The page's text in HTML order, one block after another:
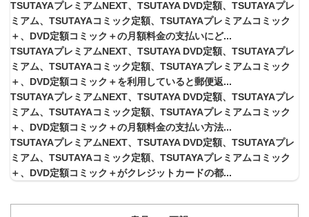
TSUTAYAプレミアムNEXT、TSUTAYA DVD定額、TSUTAYAプレ
ミアム、TSUTAYAコミック定額、TSUTAYAプレミアムコミック
＋、DVD定額コミック＋の月額料金の支払いにど...
TSUTAYAプレミアムNEXT、TSUTAYA DVD定額、TSUTAYAプレ
ミアム、TSUTAYAコミック定額、TSUTAYAプレミアムコミック
＋、DVD定額コミック＋を利用していると郵便返...
TSUTAYAプレミアムNEXT、TSUTAYA DVD定額、TSUTAYAプレ
ミアム、TSUTAYAコミック定額、TSUTAYAプレミアムコミック
＋、DVD定額コミック＋の月額料金の支払い方法...
TSUTAYAプレミアムNEXT、TSUTAYA DVD定額、TSUTAYAプレ
ミアム、TSUTAYAコミック定額、TSUTAYAプレミアムコミック
＋、DVD定額コミック＋がクレジットカードの都...